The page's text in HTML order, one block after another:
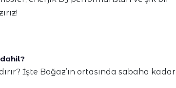
İşte Boğaz’ın ortasında sabaha kadar